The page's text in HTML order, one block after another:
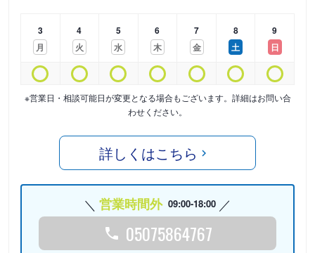
3
月
4
火
5
水
6
木
7
金
8
土
9
日
※営業日・相談可能日が変更となる場合もございます。詳細はお問い合
わせください。
詳しくはこちら
営業時間外 09:00-18:00
05075864767